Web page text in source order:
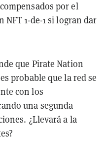
por el
1-de-1 si logran dar
que Pirate Nation
probable que la red se
con los
una segunda
¿Llevará a la